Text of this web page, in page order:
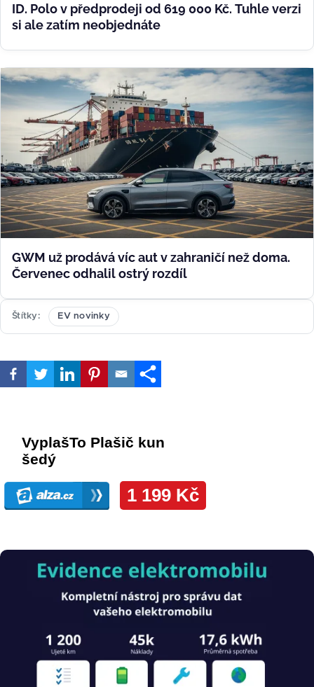
ID. Polo v předprodeji od 619 000 Kč. Tuhle verzi
si ale zatím neobjednáte
GWM už prodává víc aut v zahraničí než doma.
Červenec odhalil ostrý rozdíl
Štítky EV novinky
Obrázek